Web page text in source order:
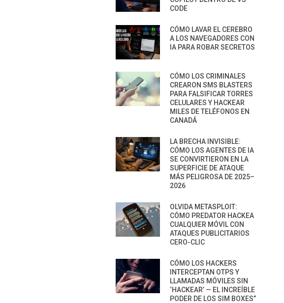
CODE
CÓMO LAVAR EL CEREBRO
A LOS NAVEGADORES CON
IA PARA ROBAR SECRETOS
CÓMO LOS CRIMINALES
CREARON SMS BLASTERS
PARA FALSIFICAR TORRES
CELULARES Y HACKEAR
MILES DE TELÉFONOS EN
CANADÁ
LA BRECHA INVISIBLE:
CÓMO LOS AGENTES DE IA
SE CONVIRTIERON EN LA
SUPERFICIE DE ATAQUE
MÁS PELIGROSA DE 2025–
2026
OLVIDA METASPLOIT:
CÓMO PREDATOR HACKEA
CUALQUIER MÓVIL CON
ATAQUES PUBLICITARIOS
CERO-CLIC
CÓMO LOS HACKERS
INTERCEPTAN OTPS Y
LLAMADAS MÓVILES SIN
‘HACKEAR’ — EL INCREÍBLE
PODER DE LOS SIM BOXES”